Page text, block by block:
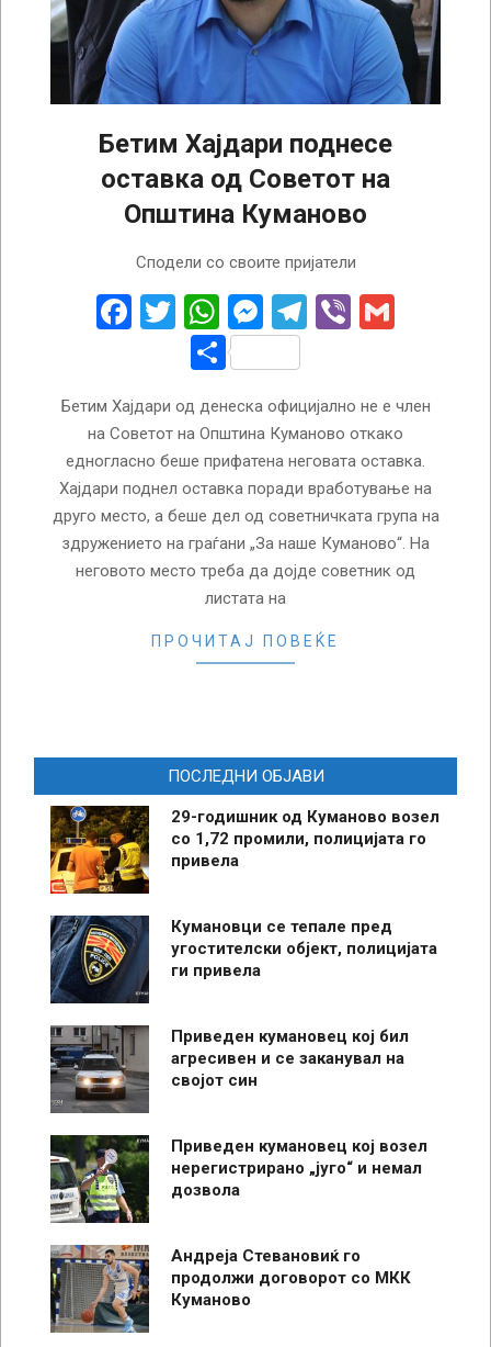
Бетим Хајдари поднесе
оставка од Советот на
Општина Куманово
Сподели со своите пријатели
Facebook
Twitter
WhatsApp
Messenger
Telegram
Viber
Share
Бетим Хајдари од денеска официјално не е член
на Советот на Општина Куманово откако
едногласно беше прифатена неговата оставка.
Хајдари поднел оставка поради вработување на
друго место, а беше дел од советничката група на
здружението на граѓани „За наше Куманово“. На
неговото место треба да дојде советник од
листата на
ПРОЧИТАЈ ПОВЕЌЕ
ПОСЛЕДНИ ОБЈАВИ
29-годишник од Куманово возел
со 1,72 промили, полицијата го
привела
Кумановци се тепале пред
угостителски објект, полицијата
ги привела
Приведен кумановец кој бил
агресивен и се заканувал на
својот син
Приведен кумановец кој возел
нерегистрирано „југо“ и немал
дозвола
Андреја Стевановиќ го
продолжи договорот со МКК
Куманово